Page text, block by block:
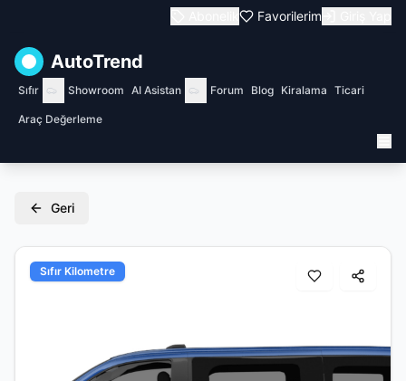
Favorilerim
AutoTrend
Sıfır Showroom AI Asistan Forum Blog Kiralama Ticari
Araç Değerleme
Geri
Sıfır Kilometre